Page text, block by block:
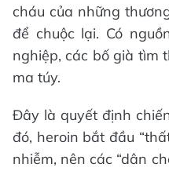
cháu của những
để chuộc lại. Có
nghiệp, các bố già tìm
ma túy.
Đây là quyết định
đó, heroin bắt đầu
nhiễm, nên các “dân